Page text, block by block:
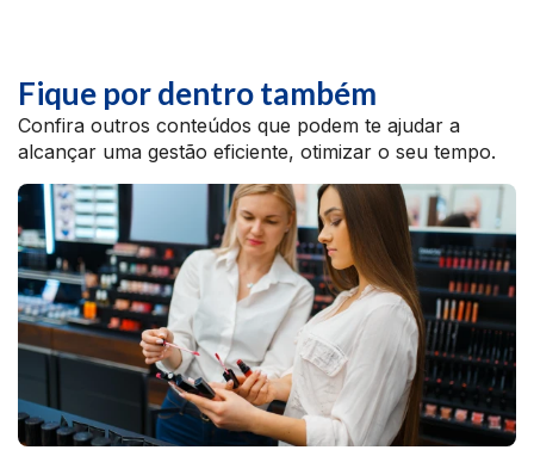
Fique por dentro também
Confira outros conteúdos que podem te ajudar a
alcançar uma gestão eficiente, otimizar o seu tempo.